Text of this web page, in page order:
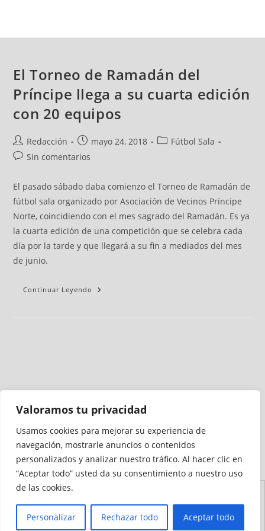
Valoramos tu privacidad
Usamos cookies para mejorar su experiencia de
navegación, mostrarle anuncios o contenidos
personalizados y analizar nuestro tráfico. Al hacer clic en
“Aceptar todo” usted da su consentimiento a nuestro uso
de las cookies.
Personalizar Rechazar todo Aceptar todo
El Torneo de Ramadán del
Príncipe llega a su cuarta edición
con 20 equipos
Redacción mayo 24, 2018
Fútbol Sala
Sin comentarios
El pasado sábado daba comienzo el Torneo de Ramadán de
fútbol sala organizado por Asociación de Vecinos Príncipe
Norte, coincidiendo con el mes sagrado del Ramadán. Es ya
la cuarta edición de una competición que se celebra cada
día por la tarde y que llegará a su fin a mediados del mes
de junio.
Continuar Leyendo
Medio auditado por
Accesibilidad
Sitio
Cookies
Privacidad